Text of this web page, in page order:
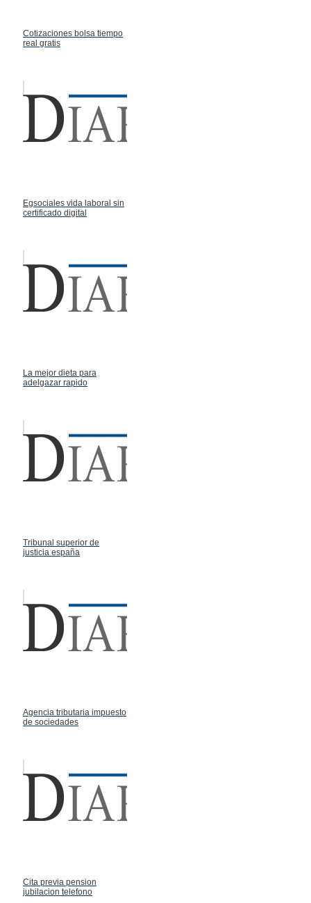
Cotizaciones bolsa tiempo
real gratis
Egsociales vida laboral sin
certificado digital
La mejor dieta para
adelgazar rapido
Tribunal superior de
justicia españa
Agencia tributaria impuesto
de sociedades
Cita previa pension
jubilacion telefono